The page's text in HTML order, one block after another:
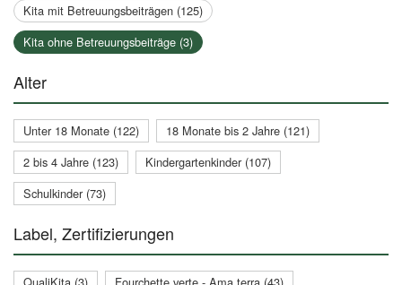
Kita mit Betreuungsbeiträgen (125)
Kita ohne Betreuungsbeiträge (3)
Alter
Unter 18 Monate (122)
18 Monate bis 2 Jahre (121)
2 bis 4 Jahre (123)
Kindergartenkinder (107)
Schulkinder (73)
Label, Zertifizierungen
QualiKita (3)
Fourchette verte - Ama terra (43)